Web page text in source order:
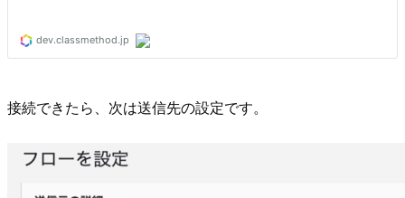
接続できたら、次は送信先の設定です。